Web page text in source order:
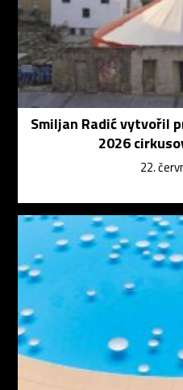
Smiljan Radić vytvořil
2026
22.